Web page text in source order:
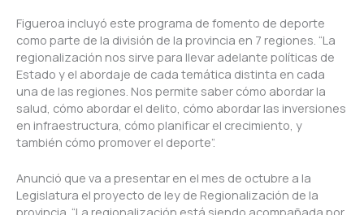
Figueroa incluyó este programa de fomento de deporte
como parte de la división de la provincia en 7 regiones. “La
regionalización nos sirve para llevar adelante políticas de
Estado y el abordaje de cada temática distinta en cada
una de las regiones. Nos permite saber cómo abordar la
salud, cómo abordar el delito, cómo abordar las inversiones
en infraestructura, cómo planificar el crecimiento, y
también cómo promover el deporte”.
Anunció que va a presentar en el mes de octubre a la
Legislatura el proyecto de ley de Regionalización de la